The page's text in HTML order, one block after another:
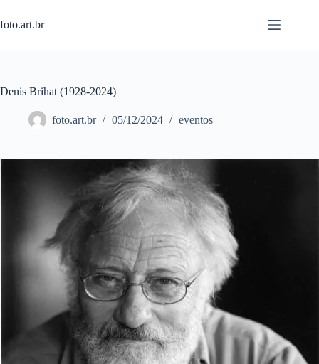
para
o
foto.art.br
Denis Brihat (1928-2024)
foto.art.br 05/12/2024 eventos